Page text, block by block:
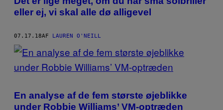
eller ej, vi skal alle dø alligevel
07.17.18AF LAUREN O'NEILL
En analyse af de fem største øjeblikke
under Robbie Williams’ VM-optræden